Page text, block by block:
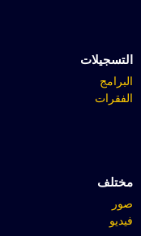
التسجيلات
البرامج
الفقرات
مختلف
صور
فيديو